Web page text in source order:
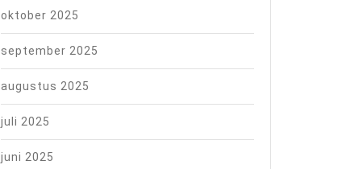
oktober 2025
september 2025
augustus 2025
juli 2025
juni 2025